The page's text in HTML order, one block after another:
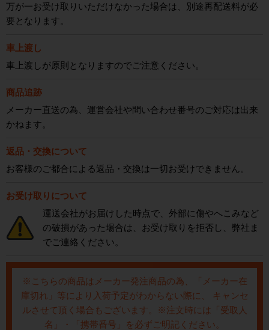
万が一お受け取りいただけなかった場合は、別途再配送料が必
要となります。
車上渡し
車上渡しが原則となりますのでご注意ください。
商品追跡
メーカー直送の為、運営会社や問い合わせ番号のご対応は出来
かねます。
返品・交換について
お客様のご都合による返品・交換は一切お受けできません。
お受け取りについて
運送会社がお届けした時点で、外部に傷やへこみなど
の破損があった場合は、お受け取りを拒否し、弊社ま
でご連絡ください。
※こちらの商品はメーカー発注商品の為、「メーカー在
庫切れ」等により入荷予定がわからない際に、 キャンセ
ルさせて頂く場合もございます。※注文時には「受取人
名」・「携帯番号」を必ずご明記ください。